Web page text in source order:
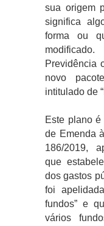
sua origem
significa
forma ou
Previdência
novo
intitulado de
Este plano
de Emenda
186/2019,
que
dos gastos
foi
fundos” e
vários